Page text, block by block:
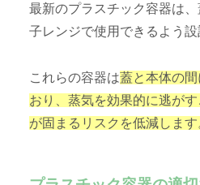
最新のプラスチック容器は
子レンジで使用できるよう設
これらの容器は蓋と本体の
おり、蒸気を効果的に逃が
が固まるリスクを低減します